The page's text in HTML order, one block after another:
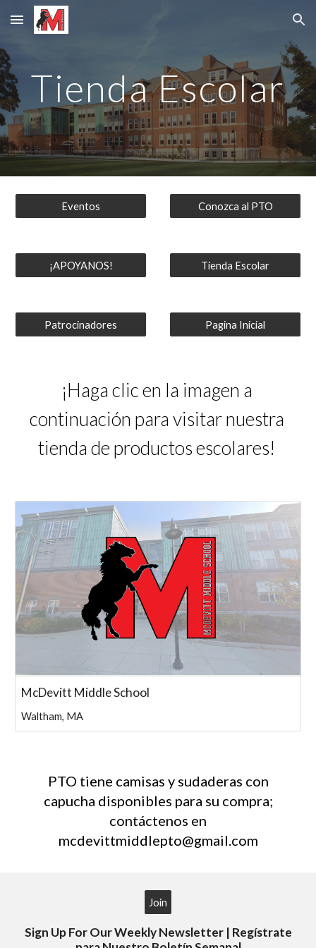
Skip to main content Skip to navigation
Tienda Escolar
Eventos Conozca al PTO
¡APOYANOS! Tienda Escolar
Patrocinadores Pagina Inicial
¡Haga clic en la imagen a
continuación para visitar nuestra
tienda de productos escolares!
McDevitt Middle School
Waltham, MA
PTO tiene camisas y sudaderas con
capucha disponibles para su compra;
contáctenos en
mcdevittmiddlepto@gmail.com
Join
Sign Up For Our Weekly Newsletter | Regístrate